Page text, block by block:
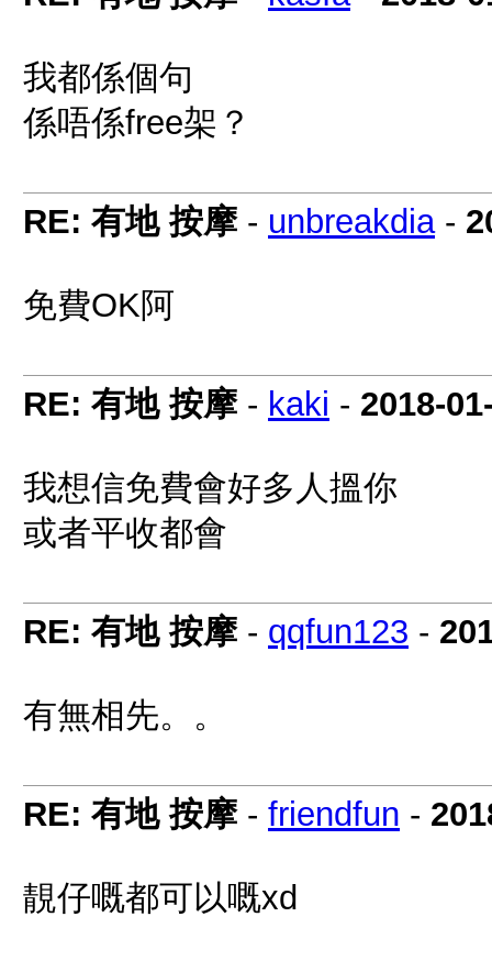
我都係個句
係唔係free架？
RE: 有地 按摩- unbreakdia-
免費OK阿
RE: 有地 按摩- kaki - 2018-
我想信免費會好多人搵你
或者平收都會
RE: 有地 按摩- qqfun123 -
有無相先。。
RE: 有地 按摩- friendfun -
靚仔嘅都可以嘅xd